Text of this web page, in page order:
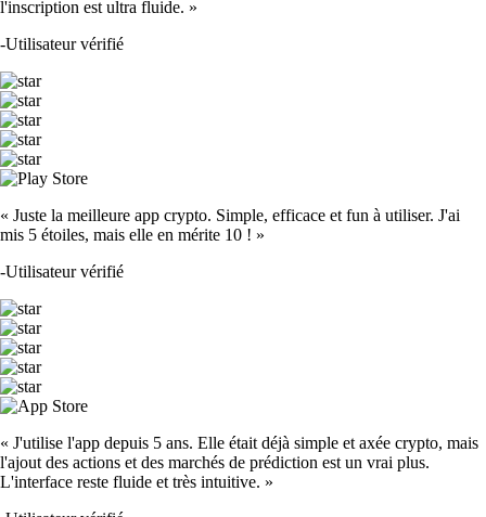
l'inscription est ultra fluide. »
-Utilisateur vérifié
« Juste la meilleure app crypto. Simple, efficace et fun à utiliser. J'ai
mis 5 étoiles, mais elle en mérite 10 ! »
-Utilisateur vérifié
« J'utilise l'app depuis 5 ans. Elle était déjà simple et axée crypto, mais
l'ajout des actions et des marchés de prédiction est un vrai plus.
L'interface reste fluide et très intuitive. »